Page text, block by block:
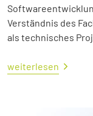
Verständnis des
als technisches
weiterlesen